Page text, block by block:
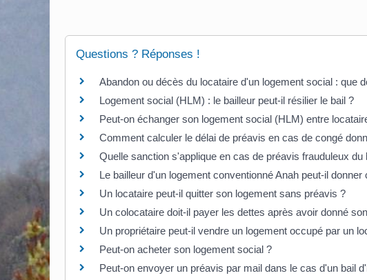
Questions ? Réponses !
Abandon ou décès du locataire d'un logement social : que
Logement social (HLM) : le bailleur peut-il résilier le bail ?
Peut-on échanger son logement social (HLM) entre
Comment calculer le délai de préavis en cas de congé
Quelle sanction s'applique en cas de préavis frauduleux du
Le bailleur d'un logement conventionné Anah peut-il donner
Un locataire peut-il quitter son logement sans préavis ?
Un colocataire doit-il payer les dettes après avoir donné
Un propriétaire peut-il vendre un logement occupé par un
Peut-on acheter son logement social ?
Peut-on envoyer un préavis par mail dans le cas d'un bail